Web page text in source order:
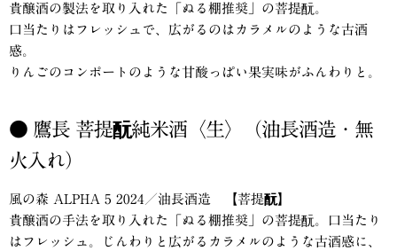
貴醸酒の製法を取り入れた「ぬる棚推奨」の菩提酛。
口当たりはフレッシュで、広がるのはカラメルのような古酒
感。
りんごのコンポートのような甘酸っぱい果実味がふんわりと。
● 鷹長 菩提酛純米酒〈生〉（油長酒造・無
火入れ）
風の森 ALPHA 5 2024／油長酒造 【菩提酛】
貴醸酒の手法を取り入れた「ぬる棚推奨」の菩提酛。口当たり
はフレッシュ。じんわりと広がるカラメルのような古酒感に、